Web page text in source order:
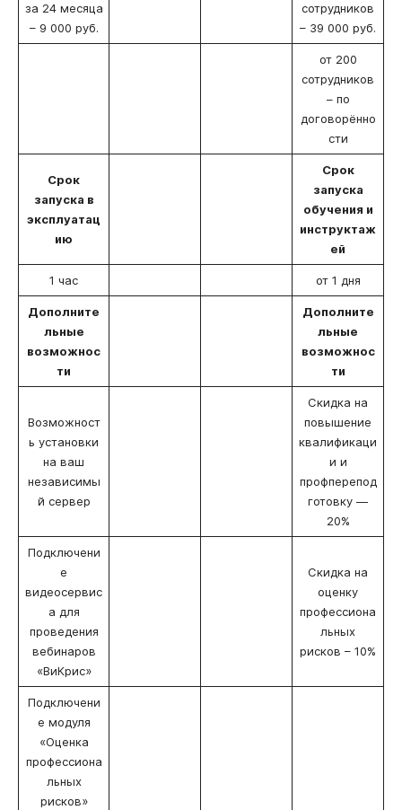
за 24 месяца
– 9 000 руб.
сотрудников
– 39 000 руб.
от 200
сотрудников
– по
договорённо
сти
Срок
запуска в
эксплуатац
ию
Срок
запуска
обучения и
инструктаж
ей
1 час от 1 дня
Дополните
льные
возможнос
ти
Дополните
льные
возможнос
ти
Возможност
ь установки
на ваш
независимы
й сервер
Скидка на
повышение
квалификаци
и и
профперепод
готовку —
20%
Подключени
е
видеосервис
а для
проведения
вебинаров
«ВиКрис»
Скидка на
оценку
профессиона
льных
рисков – 10%
Подключени
е модуля
«Оценка
профессиона
льных
рисков»